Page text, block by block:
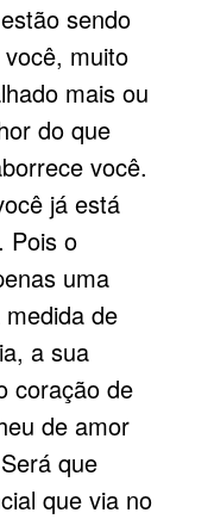
sendo
muito
mais ou
do que
você.
já está
Pois o
uma
de
a sua
coração de
de amor
que
que via no